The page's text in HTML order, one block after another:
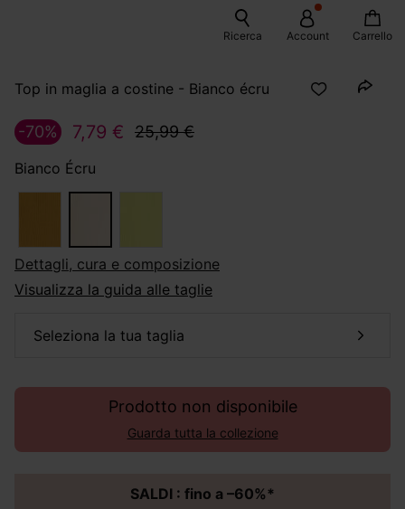
Ricerca Account Carrello
Top in maglia a costine - Bianco écru
7,79 € 25,99 €
-70%
Bianco Écru
dettagli, cura e composizione
Visualizza la guida alle taglie
seleziona la tua taglia
Prodotto non disponibile
Guarda tutta la collezione
SALDI : fino a –60%*